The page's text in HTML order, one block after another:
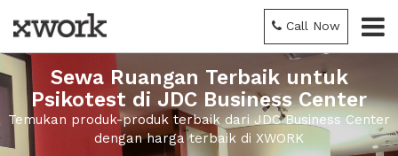
Call Now
Sewa Ruangan Terbaik untuk
Psikotest di JDC Business Center
Temukan produk-produk terbaik dari JDC Business Center
dengan harga terbaik di XWORK